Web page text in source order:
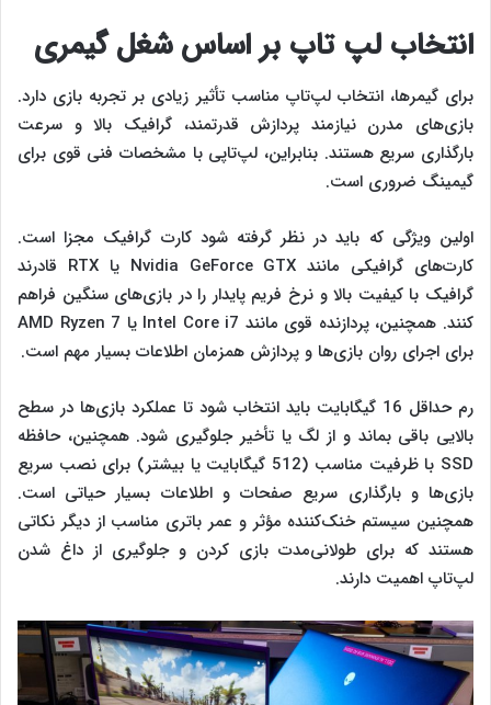
انتخاب لپ‌ تاپ بر اساس شغلگیمری
برای گیمرها، انتخاب لپ‌تاپ مناسب تأثیر زیادی بر تجربه بازی دارد.
بازی‌های مدرن نیازمند پردازش قدرتمند، گرافیک بالا و سرعت
بارگذاری سریع هستند. بنابراین، لپ‌تاپی با مشخصات فنی قوی برای
گیمینگ ضروری است.
اولین ویژگی که باید در نظر گرفته شود کارت گرافیک مجزا است.
کارت‌های گرافیکی مانند Nvidia GeForce GTX یا RTX قادرند
گرافیک با کیفیت بالا و نرخ فریم پایدار را در بازی‌های سنگین فراهم
کنند. همچنین، پردازنده قوی مانند Intel Core i7 یا AMD Ryzen 7
برای اجرای روان بازی‌ها و پردازش همزمان اطلاعات بسیار مهم است.
رم حداقل 16 گیگابایت باید انتخاب شود تا عملکرد بازی‌ها در سطح
بالایی باقی بماند و از لگ یا تأخیر جلوگیری شود. همچنین، حافظه
SSD با ظرفیت مناسب (512 گیگابایت یا بیشتر) برای نصب سریع
بازی‌ها و بارگذاری سریع صفحات و اطلاعات بسیار حیاتی است.
همچنین سیستم خنک‌کننده مؤثر و عمر باتری مناسب از دیگر نکاتی
هستند که برای طولانی‌مدت بازی کردن و جلوگیری از داغ شدن
لپ‌تاپ اهمیت دارند.